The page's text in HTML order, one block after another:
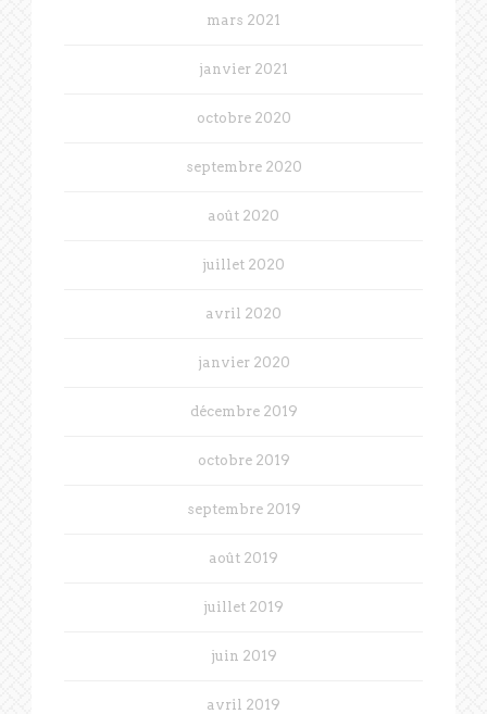
mars 2021
janvier 2021
octobre 2020
septembre 2020
août 2020
juillet 2020
avril 2020
janvier 2020
décembre 2019
octobre 2019
septembre 2019
août 2019
juillet 2019
juin 2019
avril 2019